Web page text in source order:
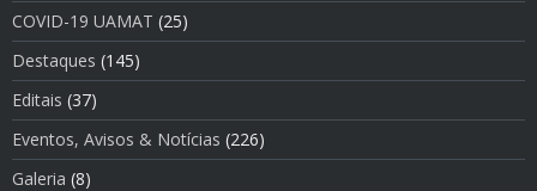
COVID-19 UAMAT (25)
Destaques (145)
Editais (37)
Eventos, Avisos & Notí­cias (226)
Galeria (8)